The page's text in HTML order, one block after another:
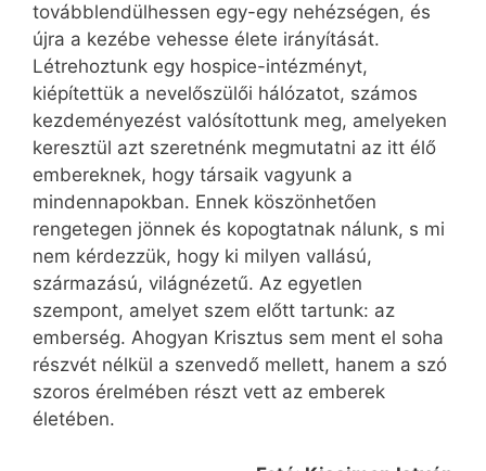
továbblendülhessen egy-egy nehézségen, és
újra a kezébe vehesse élete irányítását.
Létrehoztunk egy hospice-intézményt,
kiépítettük a nevelőszülői hálózatot, számos
kezdeményezést valósítottunk meg, amelyeken
keresztül azt szeretnénk megmutatni az itt élő
embereknek, hogy társaik vagyunk a
mindennapokban. Ennek köszönhetően
rengetegen jönnek és kopogtatnak nálunk, s mi
nem kérdezzük, hogy ki milyen vallású,
származású, világnézetű. Az egyetlen
szempont, amelyet szem előtt tartunk: az
emberség. Ahogyan Krisztus sem ment el soha
részvét nélkül a szenvedő mellett, hanem a szó
szoros érelmében részt vett az emberek
életében.